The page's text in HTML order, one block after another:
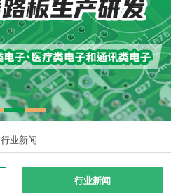
行业新闻
行业新闻